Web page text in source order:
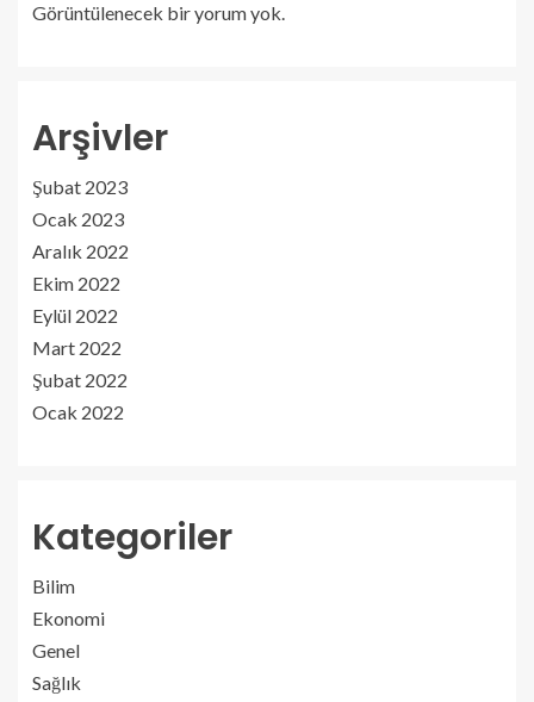
Görüntülenecek bir yorum yok.
Arşivler
Şubat 2023
Ocak 2023
Aralık 2022
Ekim 2022
Eylül 2022
Mart 2022
Şubat 2022
Ocak 2022
Kategoriler
Bilim
Ekonomi
Genel
Sağlık